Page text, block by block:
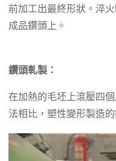
前加工出最終形狀。淬
成品鑽頭上。
鑽頭軋製：
在加熱的毛坯上滾壓四
法相比，塑性變形製造